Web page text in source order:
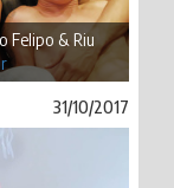
Felipo & Riu
31/10/2017